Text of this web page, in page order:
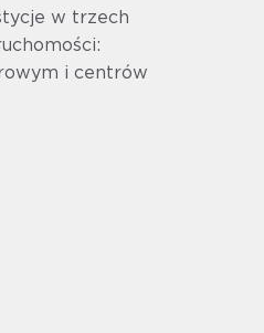
w trzech
i centrów